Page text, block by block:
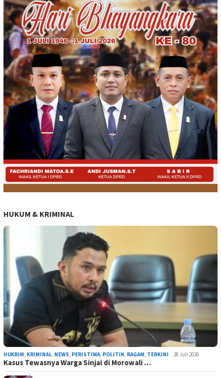
HUKUM & KRIMINAL
HUKRIM, KRIMINAL, NEWS, PERISTIWA, POLITIK, RAGAM, TERKINI 28 Juli 2026
Kasus Tewasnya Warga Sinjai di Morowali …